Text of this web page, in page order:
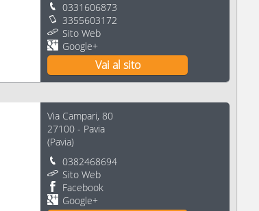
0331606873
3355603172
Sito Web
Google+
Vai al sito
Via Campari, 80
27100 - Pavia
(Pavia)
0382468694
Sito Web
Facebook
Google+